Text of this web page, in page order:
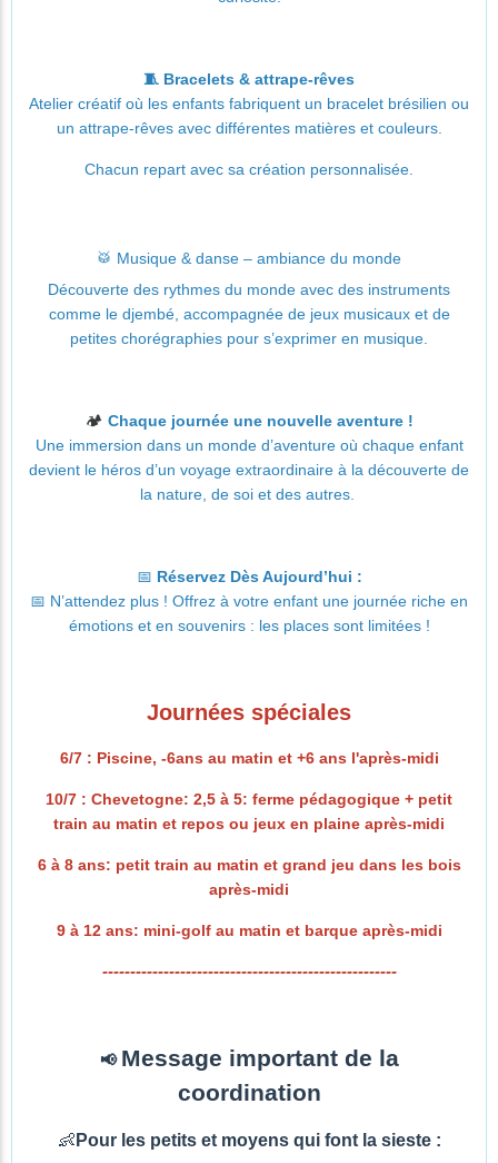
🧵 Bracelets & attrape-rêves
Atelier créatif où les enfants fabriquent un bracelet brésilien ou
un attrape-rêves avec différentes matières et couleurs.
Chacun repart avec sa création personnalisée.
🥁 Musique & danse – ambiance du monde
Découverte des rythmes du monde avec des instruments
comme le djembé, accompagnée de jeux musicaux et de
petites chorégraphies pour s’exprimer en musique.
🏕️ Chaque journée une nouvelle aventure !
Une immersion dans un monde d’aventure où chaque enfant
devient le héros d’un voyage extraordinaire à la découverte de
la nature, de soi et des autres.
📅 Réservez Dès Aujourd’hui :
📅 N’attendez plus ! Offrez à votre enfant une journée riche en
émotions et en souvenirs : les places sont limitées !
Journées spéciales
6/7 : Piscine, -6ans au matin et +6 ans l'après-midi
10/7 : Chevetogne: 2,5 à 5: ferme pédagogique + petit
train au matin et repos ou jeux en plaine après-midi
6 à 8 ans: petit train au matin et grand jeu dans les bois
après-midi
9 à 12 ans: mini-golf au matin et barque après-midi
-----------------------------------------------------
📢 Message important de la
coordination
👶 Pour les petits et moyens qui font la sieste :